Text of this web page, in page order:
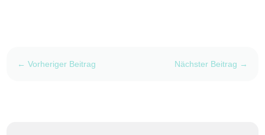
←Vorheriger Beitrag Nächster Beitrag →